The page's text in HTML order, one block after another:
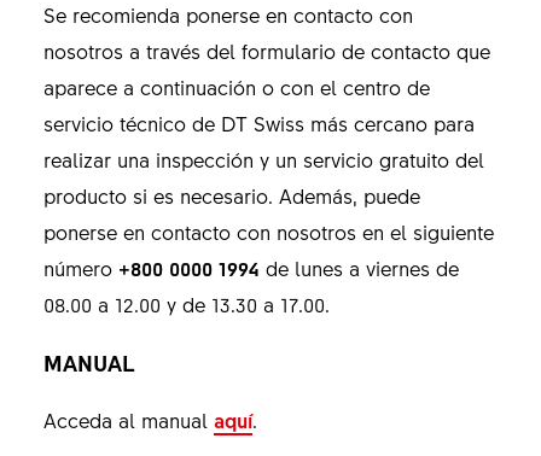
Se recomienda ponerse en contacto con
nosotros a través del formulario de contacto que
aparece a continuación o con el centro de
servicio técnico de DT Swiss más cercano para
realizar una inspección y un servicio gratuito del
producto si es necesario. Además, puede
ponerse en contacto con nosotros en el siguiente
número +800 0000 1994 de lunes a viernes de
08.00 a 12.00 y de 13.30 a 17.00.
MANUAL
Acceda al manual aquí.